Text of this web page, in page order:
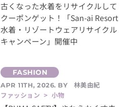
古くなった水着をリサイクルして
クーポンゲット！「San-ai Resort
水着・リゾートウェアリサイクル
キャンペーン」開催中
APR 11TH, 2026. BY
林美由紀
ファッション > 小物